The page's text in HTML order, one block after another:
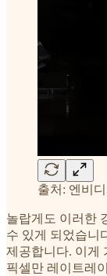
출처: 엔비
놀랍게도 이러한
수 있게 되었습니
제공합니다. 이게
픽셀만 레이트레